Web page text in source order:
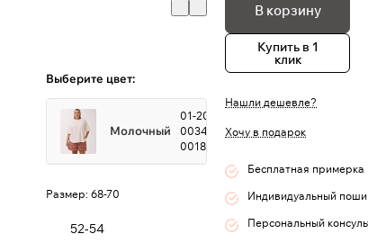
Выберите цвет:
Молочный
01-20-3-
0034-
0018991
Размер: 68-70
52-54
В корзину
Купить в 1
клик
Нашли дешевле?
Хочу в подарок
Бесплатная примерка
Индивидуальный
Персональный